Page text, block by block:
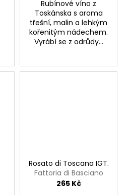
Rubínové víno z
Toskánska s aroma
třešní, malin a lehkým
kořenitým nádechem.
Vyrábí se z odrůdy...
Rosato di Toscana IGT.
Fattoria di Basciano
265 Kč